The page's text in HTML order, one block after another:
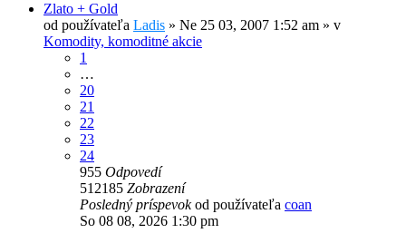
Zlato + Gold
od používateľa Ladis » Ne 25 03, 2007 1:52 am » v
Komodity, komoditné akcie
1
…
20
21
22
23
24
955 Odpovedí
512185 Zobrazení
Posledný príspevokod používateľa coan
So 08 08, 2026 1:30 pm